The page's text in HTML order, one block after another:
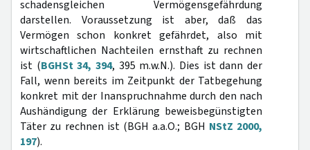
schadensgleichen Vermögensgefährdung
darstellen. Voraussetzung ist aber, daß das
Vermögen schon konkret gefährdet, also mit
wirtschaftlichen Nachteilen ernsthaft zu rechnen
ist (BGHSt 34, 394, 395 m.w.N.). Dies ist dann der
Fall, wenn bereits im Zeitpunkt der Tatbegehung
konkret mit der Inanspruchnahme durch den nach
Aushändigung der Erklärung beweisbegünstigten
Täter zu rechnen ist (BGH a.a.O.; BGH NStZ 2000,
197).